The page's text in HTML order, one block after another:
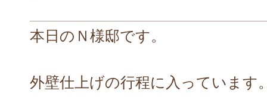
本日のＮ様邸です。
外壁仕上げの行程に入っています